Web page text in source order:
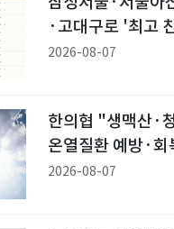
·고대구로 '최고
원'(종합)
2026-08-07
한의협 "생맥산·
온열질환 예방·
2026-08-07